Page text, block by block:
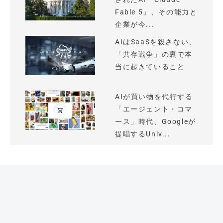
Fable 5」、その能力と
企業が今...
AIはSaaSを殺さない、
「共存戦争」の裏で本
当に起きていること
AIが買い物を代行する
「エージェント・コマ
ース」時代、Googleが
提唱するUniv...